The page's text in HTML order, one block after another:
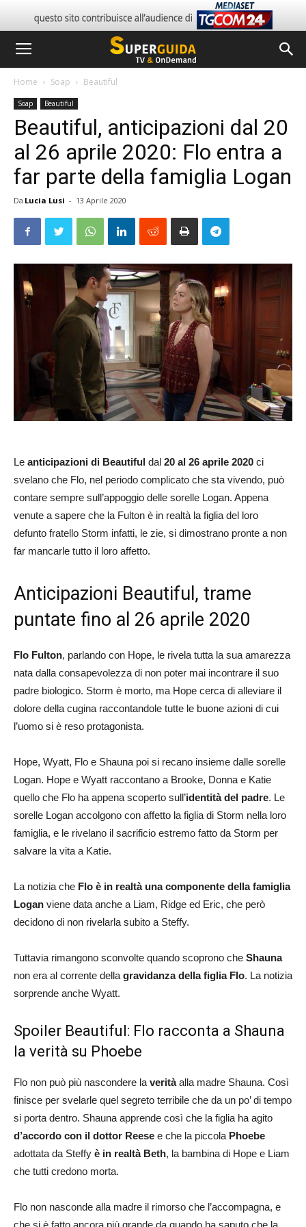
Home Soap Beautiful
Soap Beautiful
Beautiful, anticipazioni dal 20
al 26 aprile 2020: Flo entra a
far parte della famiglia Logan
Da Lucia Lusi - 13 Aprile 2020
Le anticipazioni di Beautiful dal 20 al 26 aprile 2020 ci
svelano che Flo, nel periodo complicato che sta vivendo, può
contare sempre sull’appoggio delle sorelle Logan. Appena
venute a sapere che la Fulton è in realtà la figlia del loro
defunto fratello Storm infatti, le zie, si dimostrano pronte a non
far mancarle tutto il loro affetto.
Anticipazioni Beautiful, trame
puntate fino al 26 aprile 2020
Flo Fulton, parlando con Hope, le rivela tutta la sua amarezza
nata dalla consapevolezza di non poter mai incontrare il suo
padre biologico. Storm è morto, ma Hope cerca di alleviare il
dolore della cugina raccontandole tutte le buone azioni di cui
l’uomo si è reso protagonista.
Hope, Wyatt, Flo e Shauna poi si recano insieme dalle sorelle
Logan. Hope e Wyatt raccontano a Brooke, Donna e Katie
quello che Flo ha appena scoperto sull’identità del padre. Le
sorelle Logan accolgono con affetto la figlia di Storm nella loro
famiglia, e le rivelano il sacrificio estremo fatto da Storm per
salvare la vita a Katie.
La notizia che Flo è in realtà una componente della famiglia
Logan viene data anche a Liam, Ridge ed Eric, che però
decidono di non rivelarla subito a Steffy.
Tuttavia rimangono sconvolte quando scoprono che Shauna
non era al corrente della gravidanza della figlia Flo. La notizia
sorprende anche Wyatt.
Spoiler Beautiful: Flo racconta a Shauna
la verità su Phoebe
Flo non può più nascondere la veritàalla madre Shauna. Così
finisce per svelarle quel segreto terribile che da un po’ di tempo
si porta dentro. Shauna apprende così che la figlia ha agito
d’accordo con il dottor Reese e che la piccola Phoebe
adottata da Steffy è in realtà Beth, la bambina di Hope e Liam
che tutti credono morta.
Flo non nasconde alla madre il rimorso che l’accompagna, e
che si è fatto ancora più grande da quando ha saputo che la